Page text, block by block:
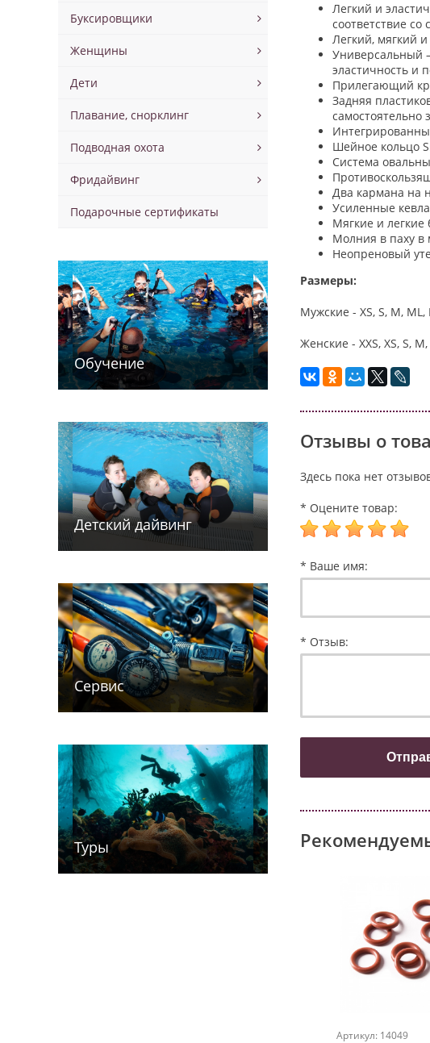
Буксировщики
Женщины
Дети
Плавание, снорклинг
Подводная охота
Фридайвинг
Подарочные сертификаты
Обучение
Детский дайв­­инг
Сервис
Туры
Легкий и
соответствие со
Легкий, мягкий
Универсальный
эластичность и
Прилегающий
Задняя
самостоятельно
Шейное кольцо
Система
Два кармана на
Усиленные
Мягкие и легкие
Молния в паху в
Неопреновый
Размеры:
Мужские - XS, S, M, ML,
Женские - XXS, XS, S, M,
Отзывы о
Здесь пока нет
* Оцените товар:
* Ваше имя:
* Отзыв:
Артикул: 14049